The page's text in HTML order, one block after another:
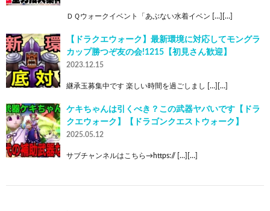
ＤＱウォークイベント「あぶない水着イベン […][…]
【ドラクエウォーク】最新環境に対応してモングラ
カップ勝つぞ友の会!1215【初見さん歓迎】
2023.12.15
継承玉募集中です 楽しい時間を過ごしまし […][…]
ケキちゃんは引くべき？この武器ヤバいです【ドラ
クエウォーク】【ドラゴンクエストウォーク】
2025.05.12
サブチャンネルはこちら→https:// […][…]